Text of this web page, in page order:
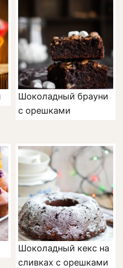
Шоколадный брауни
с орешками
Шоколадный кекс на
сливках с орешками